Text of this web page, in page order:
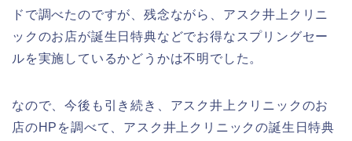
ドで調べたのですが、残念ながら、アスク井上クリニ
ックのお店が誕生日特典などでお得なスプリングセー
ルを実施しているかどうかは不明でした。
なので、今後も引き続き、アスク井上クリニックのお
店のHPを調べて、アスク井上クリニックの誕生日特典